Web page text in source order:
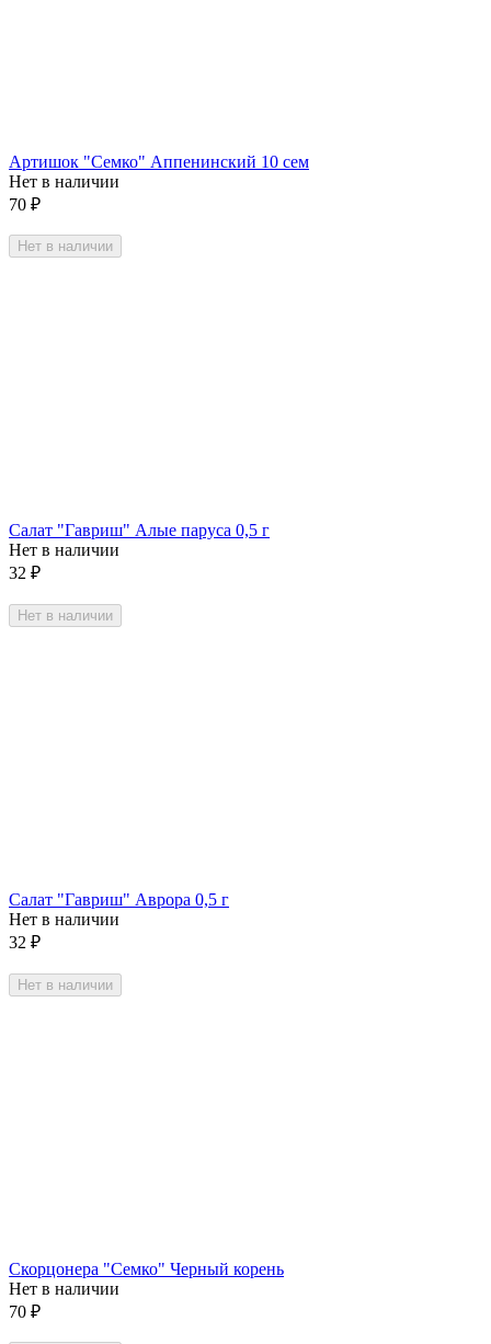
Артишок "Семко" Аппенинский 10 сем
Нет в наличии
70 ₽
Нет в наличии
Салат "Гавриш" Алые паруса 0,5 г
Нет в наличии
32 ₽
Нет в наличии
Салат "Гавриш" Аврора 0,5 г
Нет в наличии
32 ₽
Нет в наличии
Скорцонера "Семко" Черный корень
Нет в наличии
70 ₽